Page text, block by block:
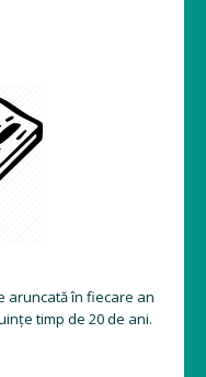
aruncată în fiecare an
timp de 20 de ani.